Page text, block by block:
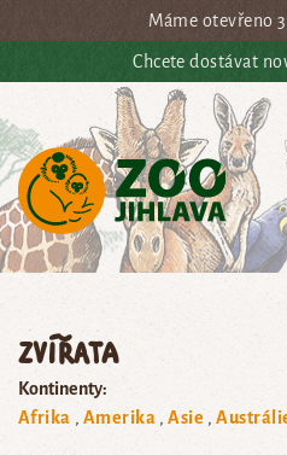
Přejít na hlavní obsahMáme otevřeno
Chcete dostávat
Zvířata
Kontinenty:
Afrika
Amerika Asie